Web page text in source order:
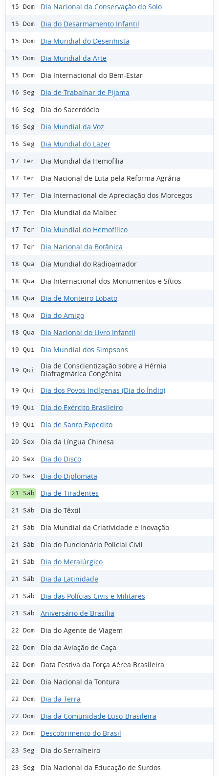
15 Dom Dia Nacional da Conservação do Solo
15 Dom Dia do Desarmamento Infantil
15 Dom Dia Mundial do Desenhista
15 Dom Dia Mundial da Arte
15 Dom Dia Internacional do Bem-Estar
16 Seg Dia de Trabalhar de Pijama
16 Seg Dia do Sacerdócio
16 Seg Dia Mundial da Voz
16 Seg Dia Mundial do Lazer
17 Ter Dia Mundial da Hemofilia
17 Ter Dia Nacional de Luta pela Reforma Agrária
17 Ter Dia Internacional de Apreciação dos Morcegos
17 Ter Dia Mundial da Malbec
17 Ter Dia Mundial do Hemofílico
17 Ter Dia Nacional da Botânica
18 Qua Dia Mundial do Radioamador
18 Qua Dia Internacional dos Monumentos e Sítios
18 Qua Dia de Monteiro Lobato
18 Qua Dia do Amigo
18 Qua Dia Nacional do Livro Infantil
19 Qui Dia Mundial dos Simpsons
19 Qui
Dia de Conscientização sobre a Hérnia
Diafragmática Congênita
19 Qui Dia dos Povos Indígenas (Dia do Índio)
19 Qui Dia do Exército Brasileiro
19 Qui Dia de Santo Expedito
20 Sex Dia da Língua Chinesa
20 Sex Dia do Disco
20 Sex Dia do Diplomata
21 Sáb Dia de Tiradentes
21 Sáb Dia do Têxtil
21 Sáb Dia Mundial da Criatividade e Inovação
21 Sáb Dia do Funcionário Policial Civil
21 Sáb Dia do Metalúrgico
21 Sáb Dia da Latinidade
21 Sáb Dia das Polícias Civis e Militares
21 Sáb Aniversário de Brasília
22 Dom Dia do Agente de Viagem
22 Dom Dia da Aviação de Caça
22 Dom Data Festiva da Força Aérea Brasileira
22 Dom Dia Nacional da Tontura
22 Dom Dia da Terra
22 Dom Dia da Comunidade Luso-Brasileira
22 Dom Descobrimento do Brasil
23 Seg Dia do Serralheiro
23 Seg Dia Nacional da Educação de Surdos